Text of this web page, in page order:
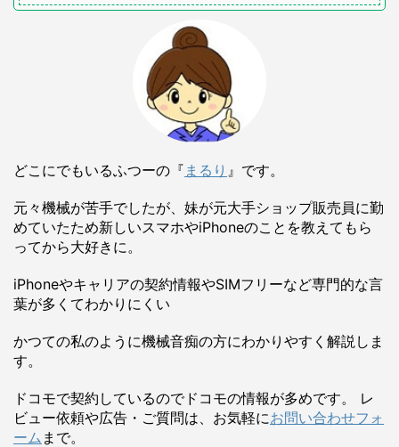
どこにでもいるふつーの『 まるり 』です。
元々機械が苦手でしたが、妹が元大手ショップ販売員に勤
めていたため新しいスマホやiPhoneのことを教えてもら
ってから大好きに。
iPhoneやキャリアの契約情報やSIMフリーなど専門的な言
葉が多くてわかりにくい
かつての私のように機械音痴の方にわかりやすく解説しま
す。
ドコモで契約しているのでドコモの情報が多めです。 レ
ビュー依頼や広告・ご質問は、お気軽にお問い合わせフォ
ーム まで。